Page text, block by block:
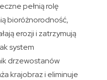
pełnią rolę
bioróżnorodność,
erozji i zatrzymują
system
drzewostanów
krajobraz i eliminuje